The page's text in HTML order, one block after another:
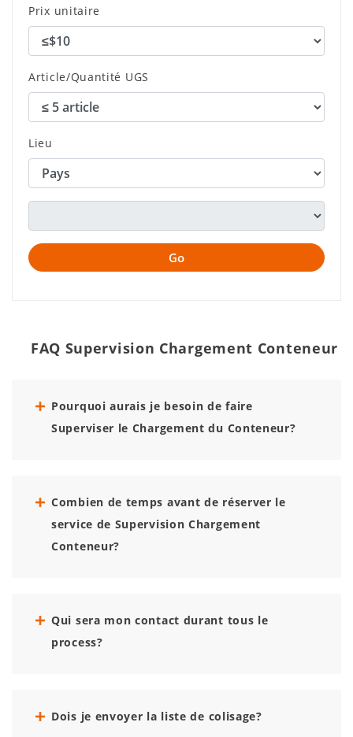
Prix unitaire
Article/Quantité UGS
Lieu
FAQ Supervision Chargement Conteneur
Pourquoi aurais je besoin de faire
Superviser le Chargement du Conteneur?
Combien de temps avant de réserver le
service de Supervision Chargement
Conteneur?
Qui sera mon contact durant tous le
process?
Dois je envoyer la liste de colisage?